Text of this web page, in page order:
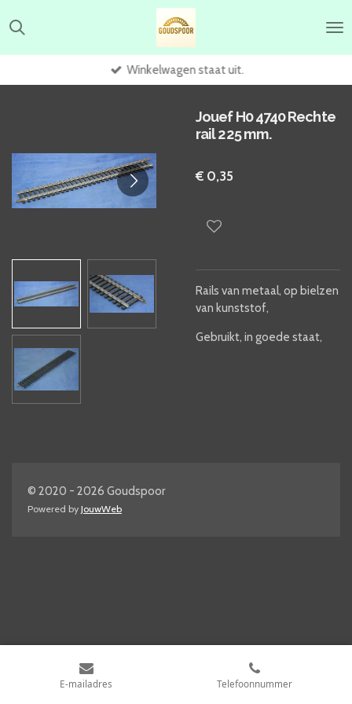
direct
hoofdinhoud
Winkelwagen staat uit.
Jouef H0 4740 Rechte
rail 225 mm.
€ 0,35
Rails van metaal, op bielzen
van kunststof,
Gebruikt, in goede staat,
© 2020 - 2026 Goudspoor
Powered by JouwWeb
E-mailadres Telefoonnummer